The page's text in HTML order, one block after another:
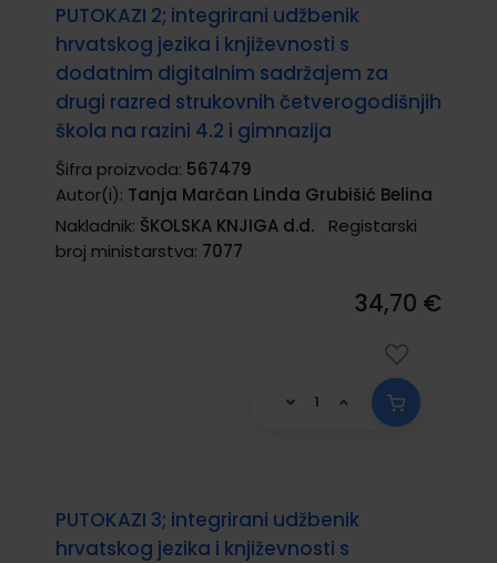
PUTOKAZI 2; integrirani udžbenik
hrvatskog jezika i književnosti s
dodatnim digitalnim sadržajem za
drugi razred strukovnih četverogodišnjih
škola na razini 4.2 i gimnazija
Šifra proizvoda: 567479
Autor(i): Tanja Marčan Linda Grubišić Belina
Nakladnik: ŠKOLSKA KNJIGA d.d.
Registarski
broj ministarstva: 7077
34,70 €
PUTOKAZI 3; integrirani udžbenik
hrvatskog jezika i književnosti s